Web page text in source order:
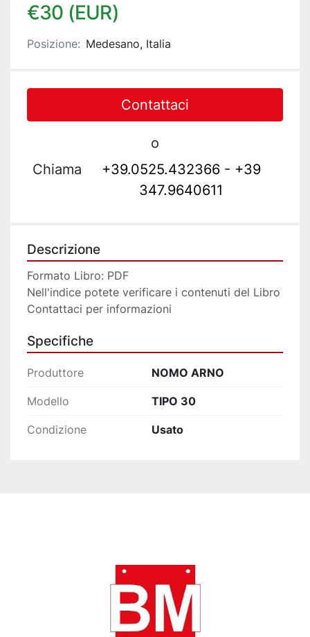
€30 (EUR)
Posizione: Medesano, Italia
Contattaci
o
Chiama
+39.0525.432366 - +39
347.9640611
Descrizione
Formato Libro: PDF
Nell'indice potete verificare i contenuti del Libro
Contattaci per informazioni
Specifiche
Produttore NOMO ARNO
Modello TIPO 30
Condizione Usato